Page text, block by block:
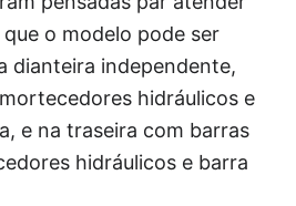
o modelo pode ser
dianteira independente,
hidráulicos e
e na traseira com barras
hidráulicos e barra